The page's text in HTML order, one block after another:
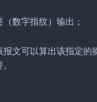
数字指纹）输出；
文可以算出该指定的